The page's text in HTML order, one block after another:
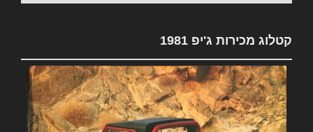
קטלוג מכירות ג'יפ 1981